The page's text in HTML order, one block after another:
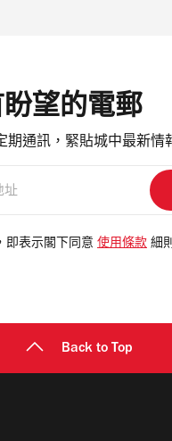
望的電郵
期通訊，緊貼城中最新情
即表示閣下同意 使用條款 細
Back to Top